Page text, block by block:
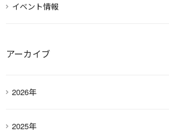
イベント情報
アーカイブ
2026年
2025年